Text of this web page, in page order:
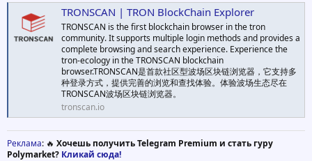
TRONSCAN | TRON BlockChain Explorer
TRONSCAN is the first blockchain browser in the tron
community. It supports multiple login methods and provides a
complete browsing and search experience. Experience the
tron-ecology in the TRONSCAN blockchain
browser.TRONSCAN是首款社区型波场区块链浏览器，它支持多
种登录方式，提供完善的浏览和查找体验。体验波场生态尽在
TRONSCAN波场区块链浏览器。
tronscan.io
Реклама: 🔥 Хочешь получить Telegram Premium и стать гуру
Polymarket? Кликай сюда!